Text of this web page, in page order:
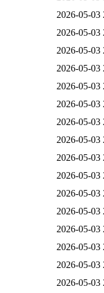
2026-05-03
2026-05-03
2026-05-03
2026-05-03
2026-05-03
2026-05-03
2026-05-03
2026-05-03
2026-05-03
2026-05-03
2026-05-03
2026-05-03
2026-05-03
2026-05-03
2026-05-03
2026-05-03